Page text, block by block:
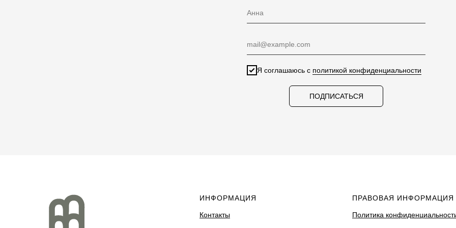
Я соглашаюсь с политикой конфиденциальности
ПОДПИСАТЬСЯ
ИНФОРМАЦИЯ
Контакты
ПРАВОВАЯ ИНФОРМАЦИЯ
Политика